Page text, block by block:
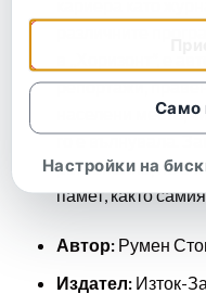
репортажи,
населени места,
го е вълнувала.
регионална, но е и
памет, както
Автор:Румен
Издател:Изток-
Само
Настройки на